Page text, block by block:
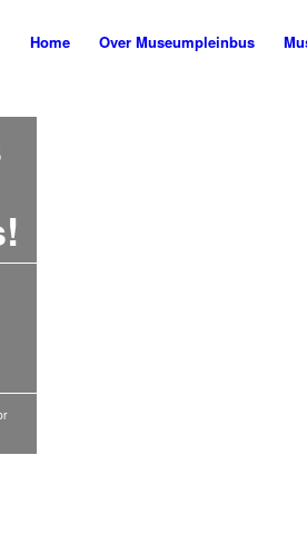
Home Over Museumpleinbus